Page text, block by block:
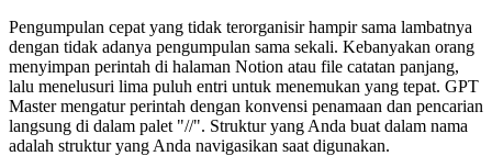
Pengumpulan cepat yang tidak terorganisir hampir sama lambatnya
dengan tidak adanya pengumpulan sama sekali. Kebanyakan orang
menyimpan perintah di halaman Notion atau file catatan panjang,
lalu menelusuri lima puluh entri untuk menemukan yang tepat. GPT
Master mengatur perintah dengan konvensi penamaan dan pencarian
langsung di dalam palet "//". Struktur yang Anda buat dalam nama
adalah struktur yang Anda navigasikan saat digunakan.